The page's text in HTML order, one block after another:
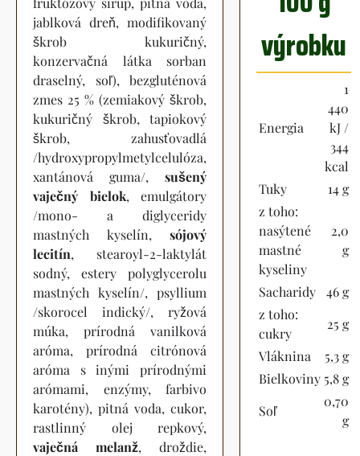
jablková dreň, modifikovaný
škrob kukuričný,
konzervačná látka sorban
draselný, soľ), bezgluténová
zmes 25 % (zemiakový škrob,
kukuričný škrob, tapiokový
škrob, zahusťovadlá
/hydroxypropylmetylcelulóza,
xantánová guma/, sušený
vaječný bielok, emulgátory
/mono- a diglyceridy
mastných kyselín, sójový
lecitín, stearoyl-2-laktylát
sodný, estery polyglycerolu
mastných kyselín/, psyllium
/skorocel indický/, ryžová
múka, prírodná vanilková
aróma, prírodná citrónová
aróma s inými prírodnými
arómami, enzýmy, farbivo
karotény), pitná voda, cukor,
rastlinný olej repkový,
vaječná melanž, droždie,
výrobku
Energia
1
440
kJ /
344
kcal
Tuky
14 g
z toho:
nasýtené
mastné
kyseliny
2,0
g
Sacharidy
46 g
z toho:
cukry
25 g
Vláknina
5,3 g
Bielkoviny 5,8 g
Soľ
0,70
g